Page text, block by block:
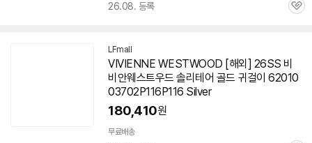
26.08. 등록
관
LFmall
VIVIENNE WESTWOOD [해외] 26SS 비
비안웨스트우드 솔리테어 골드 귀걸이 62010
03702P116P116 Silver
180,410원
무료배송